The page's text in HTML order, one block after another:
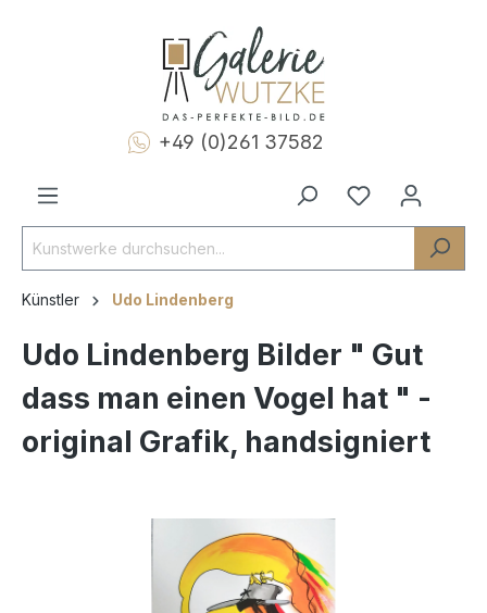
+49 (0)261 37582
Künstler Udo Lindenberg
Udo Lindenberg Bilder " Gut
dass man einen Vogel hat " -
original Grafik, handsigniert